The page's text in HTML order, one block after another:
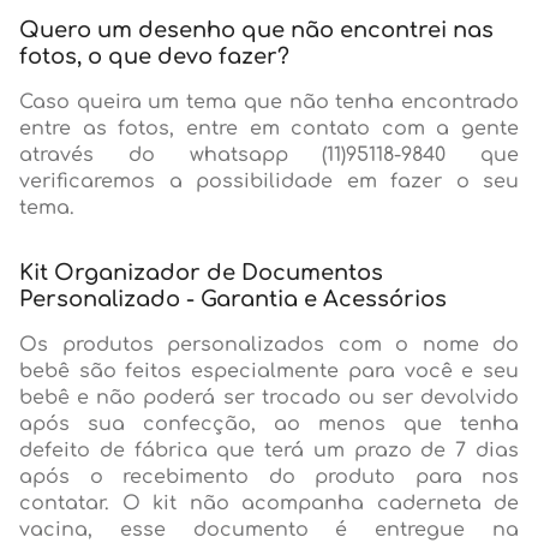
Quero um desenho que não encontrei nas
fotos, o que devo fazer?
Caso queira um tema que não tenha encontrado
entre as fotos, entre em contato com a gente
através do whatsapp (11)95118-9840 que
verificaremos a possibilidade em fazer o seu
tema.
Kit Organizador de Documentos
Personalizado - Garantia e Acessórios
Os produtos personalizados com o nome do
bebê são feitos especialmente para você e seu
bebê e não poderá ser trocado ou ser devolvido
após sua confecção, ao menos que tenha
defeito de fábrica que terá um prazo de 7 dias
após o recebimento do produto para nos
contatar. O kit não acompanha caderneta de
vacina, esse documento é entregue na